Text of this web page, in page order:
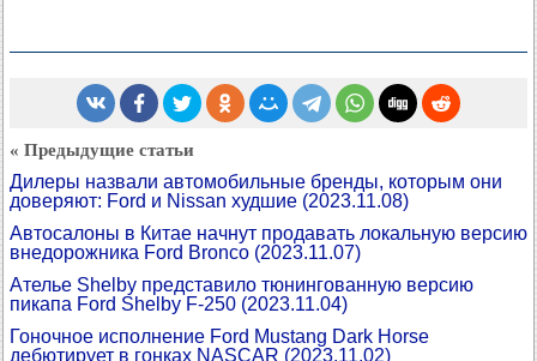
« Предыдущие статьи
Дилеры назвали автомобильные бренды, которым они
доверяют: Ford и Nissan худшие (2023.11.08)
Автосалоны в Китае начнут продавать локальную версию
внедорожника Ford Bronco (2023.11.07)
Ателье Shelby представило тюнингованную версию
пикапа Ford Shelby F-250 (2023.11.04)
Гоночное исполнение Ford Mustang Dark Horse
дебютирует в гонках NASCAR (2023.11.02)